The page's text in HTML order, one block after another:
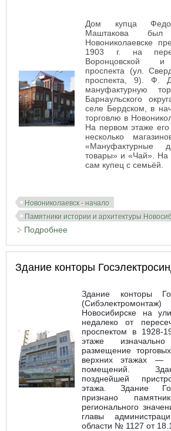
Дом купца
Маштакова
Новониколаевске
1903 г. на
Воронцовской и
проспекта (ул.
проспекта, 9). Ф.
мануфактурную
Барнаульского
селе Бердском, в
торговлю в
На первом этаже
несколько
«Мануфактурные
товары» и «Чай». На
сам купец с семьёй.
Новониколаевск - начало
Памятники истории и архитектуры
Подробнее
Здание конторы
Здание конторы
Новосибирске на
недалеко от
проспектом в 1928-
этаже изначально
размещение
верхних этажах —
помещений.
позднейшей
этажа. Здание
признано
регионального
главы
области № 1127 от